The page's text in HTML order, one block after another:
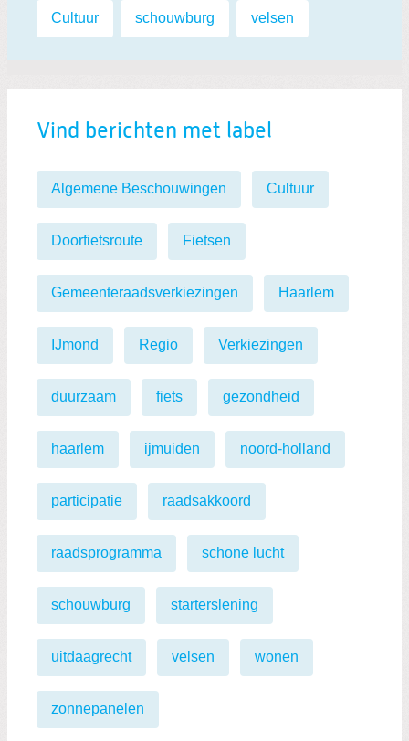
Labels:
Cultuur schouwburg velsen
Vind berichten met label
Algemene Beschouwingen Cultuur
Doorfietsroute Fietsen
Gemeenteraadsverkiezingen Haarlem
IJmond Regio Verkiezingen
duurzaam fiets gezondheid
haarlem ijmuiden noord-holland
participatie raadsakkoord
raadsprogramma schone lucht
schouwburg starterslening
uitdaagrecht velsen wonen
zonnepanelen